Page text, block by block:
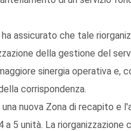
assicurato che tale
della gestione del
sinergia operativa e,
corrispondenza.
nuova Zona di recapito e
5 unità. La riorganizzazione